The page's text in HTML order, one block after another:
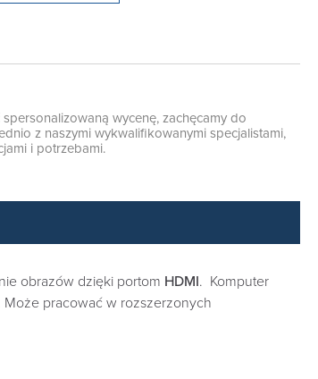
wycenę, zachęcamy do
z naszymi wykwalifikowanymi specjalistami,
i potrzebami.
obrazów dzięki portom HDMI. Komputer
Może pracować w rozszerzonych